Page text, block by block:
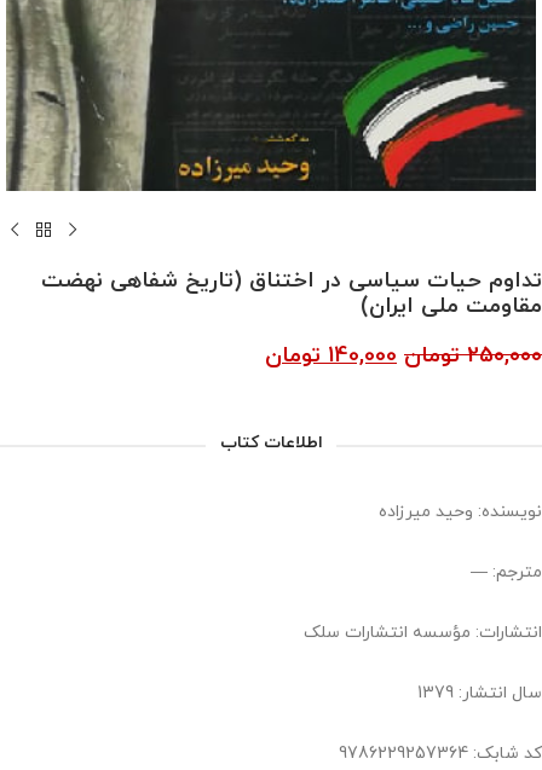
تداوم حیات سیاسی در اختناق (تاریخ شفاهی نهضت
مقاومت ملی ایران)
250,000 تومان 140,000 تومان
اطلاعات کتاب
نویسنده: وحید میرزاده
مترجم: —
انتشارات: مؤسسه انتشارات سلک
سال انتشار: 1379
کد شابک: 9786229257364